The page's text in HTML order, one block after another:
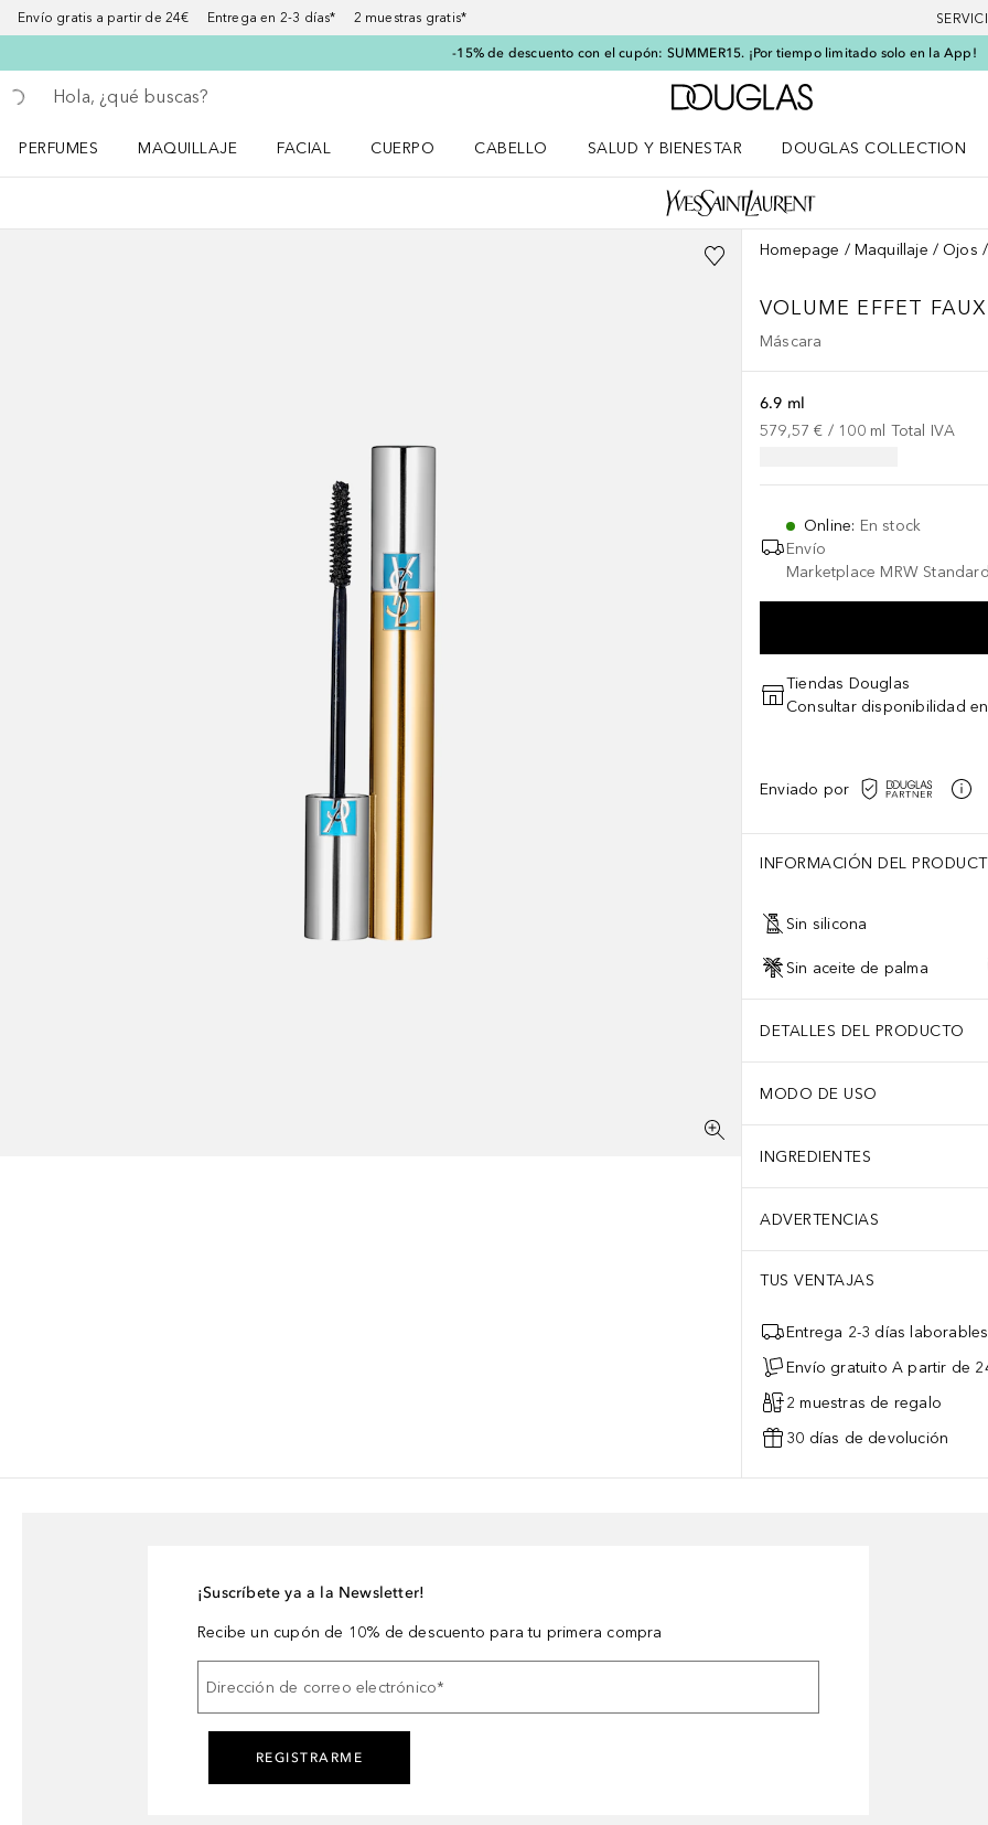
Envío gratis a partir de 24€ Entrega en 2-3 días* 2 muestras gratis*
-15% de descuento con el cupón: SUMMER15. ¡Por tiempo limitado solo en la App!
Regresar
Ejecutar búsqueda
A Douglas Home
PERFUMES
MAQUILLAJE
FACIAL
CUERPO
CABELLO
SALUD Y BIENESTAR
DOUGLAS COLLECTION
Homepage Maquillaje Ojos
VOLUME EFFET
Máscara
6.9 ml
579,57 € / 100 ml Total IVA
Online: En stock
Envío
Marketplace MRW
Tiendas Douglas
Consultar disponibilidad
Enviado por
INFORMACIÓN DEL
Sin silicona
Sin aceite de palma
DETALLES DEL PRODUCTO
MODO DE USO
INGREDIENTES
ADVERTENCIAS
TUS VENTAJAS
Entrega 2-3 días laborables
Envío gratuito A partir de
2 muestras de regalo
30 días de devolución
¡Suscríbete ya a la Newsletter!
Recibe un cupón de 10% de descuento para tu primera compra
Dirección de correo electrónico*
REGISTRARME